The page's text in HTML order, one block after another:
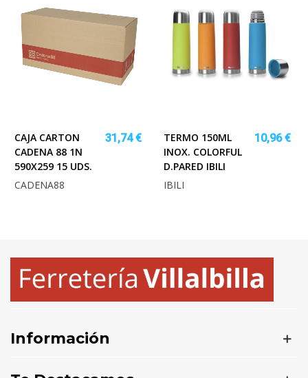
CAJA CARTON
CADENA 88 1N
590X259 15 UDS.
31,74 €
CADENA88
TERMO 150ML
INOX. COLORFUL
D.PARED IBILI
10,96 €
IBILI
Información